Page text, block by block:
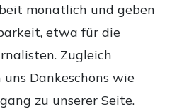
monatlich und geben
etwa für die
Zugleich
Dankeschöns wie
zu unserer Seite.